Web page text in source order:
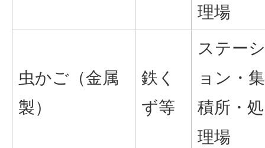
理場
虫かご（金属
製）
鉄く
ず等
ステーシ
ョン・集
積所・処
理場